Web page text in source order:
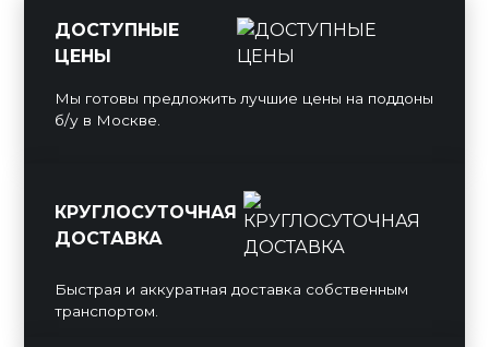
ДОСТУПНЫЕ
ЦЕНЫ
Мы готовы предложить лучшие цены на поддоны
б/у в Москве.
КРУГЛОСУТОЧНАЯ
ДОСТАВКА
Быстрая и аккуратная доставка собственным
транспортом.